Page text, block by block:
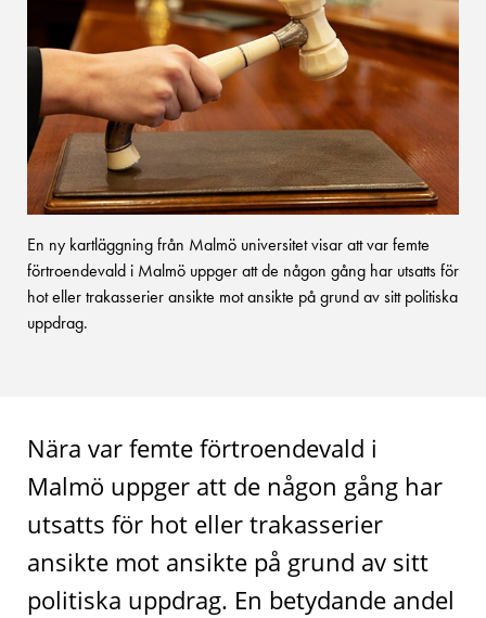
En ny kartläggning från Malmö universitet visar att var femte
förtroendevald i Malmö uppger att de någon gång har utsatts för
hot eller trakasserier ansikte mot ansikte på grund av sitt politiska
uppdrag.
Nära var femte förtroendevald i
Malmö uppger att de någon gång har
utsatts för hot eller trakasserier
ansikte mot ansikte på grund av sitt
politiska uppdrag. En betydande andel